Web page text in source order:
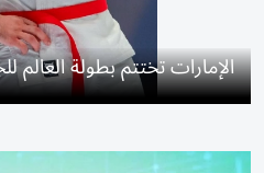
الإمارات تختتم بطولة العالم